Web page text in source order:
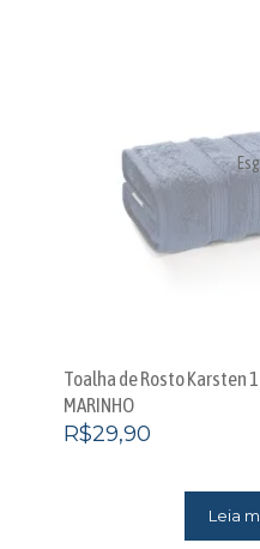
Toalha de Rosto Karsten
MARINHO
R$29,90
Leia